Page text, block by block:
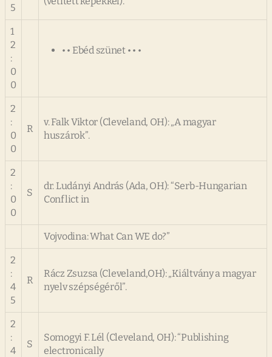
5
1
2
:
0
0
• • Ebéd szünet • • •
2
:
0
0
R
v. Falk Viktor (Cleveland, OH): „A magyar
huszárok”.
2
:
0
0
S
dr. Ludányi András (Ada, OH): “Serb-Hungarian
Conflict in
Vojvodina: What Can WE do?”
2
:
4
5
R
Rácz Zsuzsa (Cleveland,OH): „Kiáltvány a magyar
nyelv szépségéről”.
2
:
4
S
Somogyi F. Lél (Cleveland, OH): “Publishing
electronically